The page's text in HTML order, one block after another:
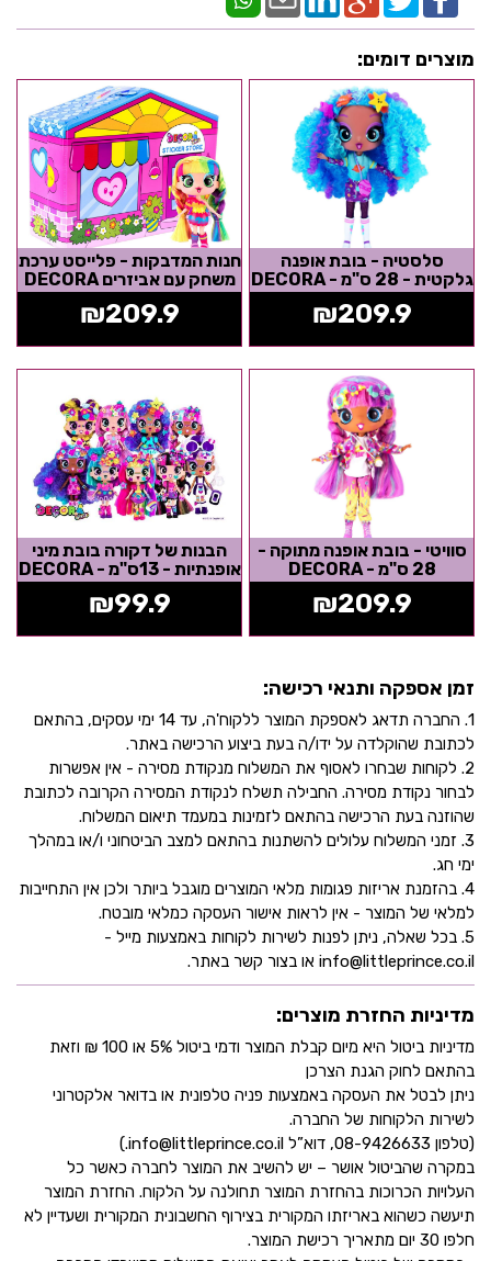
מוצרים דומים:
סלסטיה - בובת אופנה
גלקטית - 28 ס"מ - DECORA
₪209.9
חנות המדבקות - פלייסט ערכת
משחק עם אביזרים DECORA
₪209.9
סוויטי - בובת אופנה מתוקה -
28 ס"מ - DECORA
₪209.9
הבנות של דקורה בובת מיני
אופנתיות - 13ס"מ - DECORA
₪99.9
זמן אספקה ותנאי רכישה:
1. החברה תדאג לאספקת המוצר ללקוח'ה, עד 14 ימי עסקים, בהתאם
לכתובת שהוקלדה על ידו/ה בעת ביצוע הרכישה באתר.
2. לקוחות שבחרו לאסוף את המשלוח מנקודת מסירה - אין אפשרות
לבחור נקודת מסירה. החבילה תשלח לנקודת המסירה הקרובה לכתובת
שהוזנה בעת הרכישה בהתאם לזמינות במעמד תיאום המשלוח.
3. זמני המשלוח עלולים להשתנות בהתאם למצב הביטחוני ו/או במהלך
ימי חג.
4. בהזמנת אריזות פגומות מלאי המוצרים מוגבל ביותר ולכן אין התחייבות
למלאי של המוצר - אין לראות אישור העסקה כמלאי מובטח.
5. בכל שאלה, ניתן לפנות לשירות לקוחות באמצעות מייל -
info@littleprince.co.il או בצור קשר באתר.
מדיניות החזרת מוצרים:
מדיניות ביטול היא מיום קבלת המוצר ודמי ביטול 5% או 100 ₪ וזאת
בהתאם לחוק הגנת הצרכן
ניתן לבטל את העסקה באמצעות פניה טלפונית או בדואר אלקטרוני
לשירות הלקוחות של החברה.
(טלפון 08-9426633, דוא”ל info@littleprince.co.il.)
במקרה שהביטול אושר – יש להשיב את המוצר לחברה כאשר כל
העלויות הכרוכות בהחזרת המוצר תחולנה על הלקוח. החזרת המוצר
תיעשה כשהוא באריזתו המקורית בצירוף החשבונית המקורית ושעדיין לא
חלפו 30 יום מתאריך רכישת המוצר.